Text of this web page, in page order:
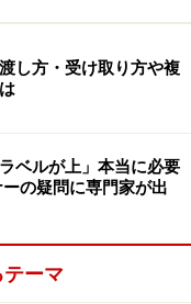
お疲れさま」と語
親しみを込めて気
に親しみを感じるこ
乱れがちになるの
てください。なお、
」は大名言葉とも呼
上司と同僚には使
し方・受け取り方や複
ベルが上」本当に必要
の疑問に専門家が出
ーマ